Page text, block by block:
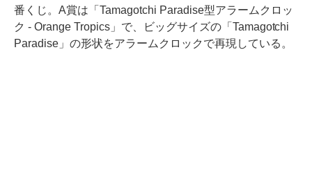
番くじ。A賞は「Tamagotchi Paradise型アラームクロッ
ク - Orange Tropics」で、ビッグサイズの「Tamagotchi
Paradise」の形状をアラームクロックで再現している。